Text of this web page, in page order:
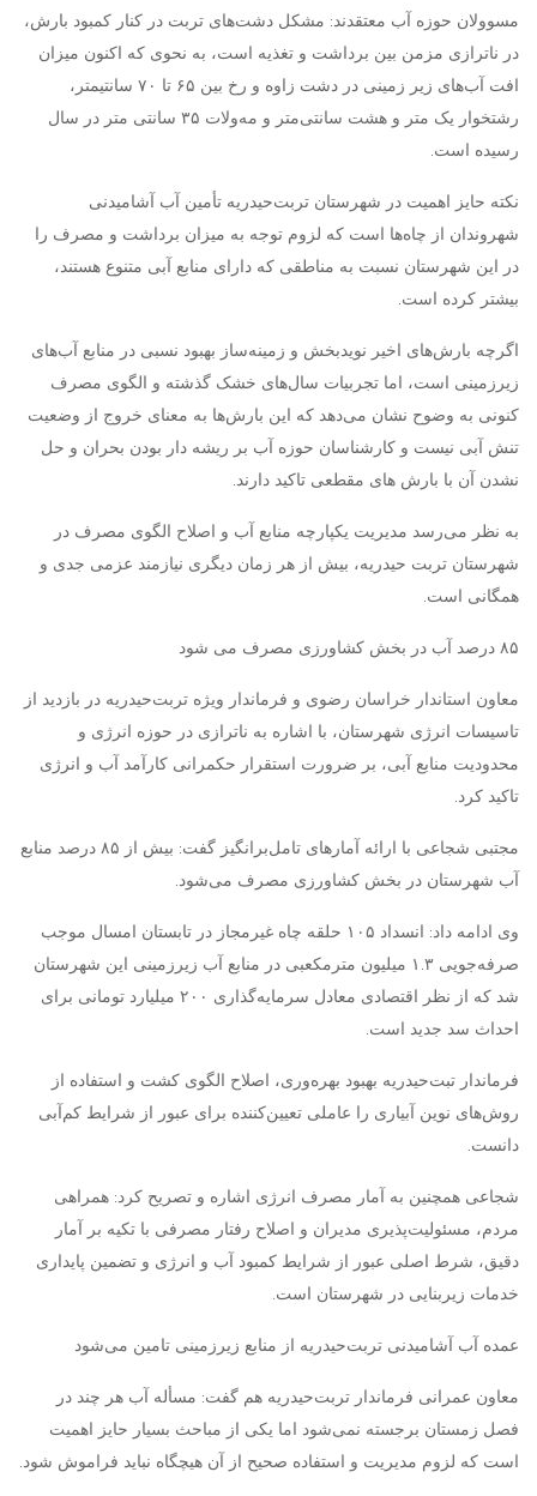
مسوولان حوزه آب معتقدند: مشکل دشت‌های تربت در کنار کمبود بارش،
در ناترازی مزمن بین برداشت و تغذیه است، به نحوی که اکنون میزان
افت آب‌های زیر زمینی در دشت زاوه و رخ بین ۶۵ تا ۷۰ سانتیمتر،‌
رشتخوار یک متر و هشت سانتی‌متر و مه‌ولات ۳۵ سانتی متر در سال
رسیده است‌.
نکته حایز اهمیت در شهرستان تربت‌حیدریه تأمین آب آشامیدنی
شهروندان از چاه‌ها است که لزوم توجه به میزان برداشت و مصرف را
در این شهرستان نسبت به مناطقی که دارای منابع آبی متنوع هستند،
بیشتر کرده است.
اگرچه بارش‌های اخیر نویدبخش و زمینه‌ساز بهبود نسبی در منابع آب‌های
زیرزمینی است، اما تجربیات سال‌های خشک گذشته و الگوی مصرف
کنونی به وضوح نشان می‌دهد که این بارش‌ها به معنای خروج از وضعیت
تنش آبی نیست و کارشناسان حوزه آب بر ریشه دار بودن بحران و حل
نشدن آن با بارش های مقطعی تاکید دارند.
به نظر می‌رسد مدیریت یکپارچه منابع آب و اصلاح الگوی مصرف در
شهرستان تربت حیدریه، بیش از هر زمان دیگری نیازمند عزمی جدی و
همگانی است.
۸۵ درصد آب در بخش کشاورزی مصرف می شود
معاون استاندار خراسان رضوی و فرماندار ویژه تربت‌حیدریه در بازدید از
تاسیسات انرژی شهرستان، با اشاره به ناترازی در حوزه انرژی و
محدودیت منابع آبی، بر ضرورت استقرار حکمرانی کارآمد آب و انرژی
تاکید کرد.
مجتبی شجاعی با ارائه آمارهای تامل‌برانگیز گفت: بیش از ۸۵ درصد منابع
آب شهرستان در بخش کشاورزی مصرف می‌شود.
وی ادامه داد: انسداد ۱۰۵ حلقه چاه غیرمجاز در تابستان امسال موجب
صرفه‌جویی ۱.۳ میلیون مترمکعبی در منابع آب زیرزمینی این شهرستان
شد که از نظر اقتصادی معادل سرمایه‌گذاری ۲۰۰ میلیارد تومانی برای
احداث سد جدید است.
فرماندار تبت‌حیدریه بهبود بهره‌وری، اصلاح الگوی کشت و استفاده از
روش‌های نوین آبیاری را عاملی تعیین‌کننده برای عبور از شرایط کم‌آبی
دانست.
شجاعی همچنین به آمار مصرف انرژی اشاره و تصریح کرد: همراهی
مردم، مسئولیت‌پذیری مدیران و اصلاح رفتار مصرفی با تکیه بر آمار
دقیق، شرط اصلی عبور از شرایط کمبود آب و انرژی و تضمین پایداری
خدمات زیربنایی در شهرستان است.
عمده آب آشامیدنی تربت‌حیدریه از منابع زیرزمینی تامین می‌شود
معاون عمرانی فرماندار تربت‌حیدریه هم گفت: مسأله آب هر چند در
فصل زمستان برجسته نمی‌شود اما یکی از مباحث بسیار حایز اهمیت
است که لزوم مدیریت و استفاده صحیح از آن هیچگاه نباید فراموش شود.